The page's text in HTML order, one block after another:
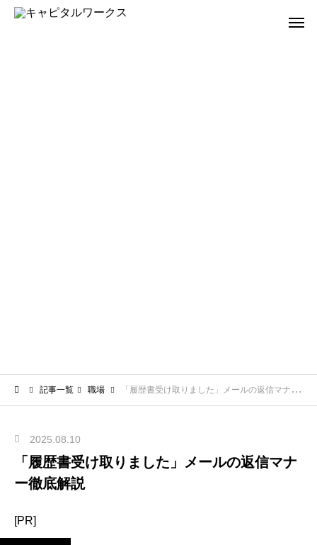
記事一覧 職場 「履歴書受け取りました」メールの返信マナー徹底解説
2025.08.10
「履歴書受け取りました」メールの返信マナ
ー徹底解説
[PR]